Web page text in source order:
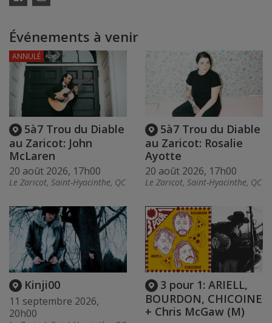
Événements à venir
5à7 Trou du Diable
au Zaricot: John
McLaren
20 août 2026, 17h00
Le Zaricot, Saint-Hyacinthe, QC
ANNULÉ
5à7 Trou du Diable
au Zaricot: Rosalie
Ayotte
20 août 2026, 17h00
Le Zaricot, Saint-Hyacinthe, QC
Kinji00
11 septembre 2026,
20h00
3 pour 1: ARIELL,
BOURDON, CHICOINE
+ Chris McGaw (M)